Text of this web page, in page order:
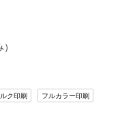
ク印刷
フルカラー印刷